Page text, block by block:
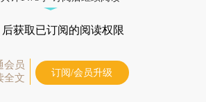
后获取已订阅的阅读权限
会员
全文
订阅/会员升级